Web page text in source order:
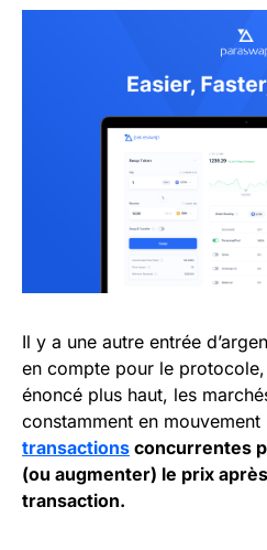
Il y a une autre entrée
en compte pour le
énoncé plus haut, les
constamment en mouvement
transactions concurrentes
(ou augmenter) le prix
transaction.